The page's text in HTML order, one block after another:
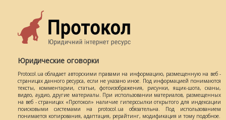
Юридические оговорки
Protocol.ua обладает авторскими правами на информацию, размещенную на веб -
страницах данного ресурса, если не указано иное. Под информацией понимаются
тексты, комментарии, статьи, фотоизображения, рисунки, ящик-шота, сканы,
видео, аудио, другие материалы. При использовании материалов, размещенных
на веб - страницах «Протокол» наличие гиперссылки открытого для индексации
поисковыми системами на protocol.ua обязательна. Под использованием
понимается копирования, адаптация, рерайтинг, модификация и тому подобное.